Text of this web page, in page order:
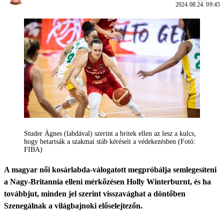
2024.08.24. 09:45
Studer Ágnes (labdával) szerint a britek ellen az lesz a kulcs,
hogy betartsák a szakmai stáb kéréseit a védekezésben (Fotó:
FIBA)
A magyar női kosárlabda-válogatott megpróbálja semlegesíteni
a Nagy-Britannia elleni mérkőzésen Holly Winterburnt, és ha
továbbjut, minden jel szerint visszavághat a döntőben
Szenegálnak a világbajnoki előselejtezőn.